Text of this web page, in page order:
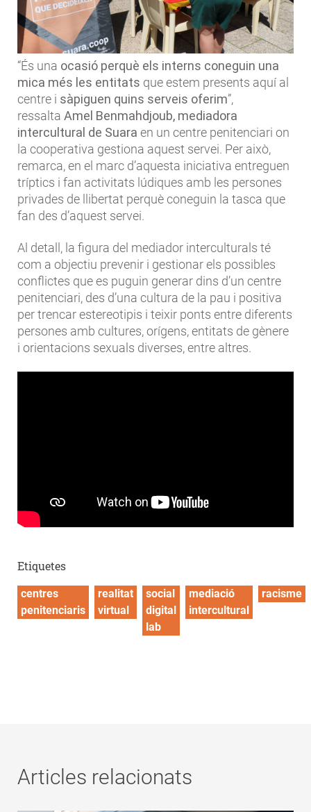
“És una ocasió perquè els interns coneguin una
mica més les entitats que estem presents aquí al
centre i sàpiguen quins serveis oferim”,
ressalta Amel Benmahdjoub, mediadora
intercultural de Suara en un centre penitenciari on
la cooperativa gestiona aquest servei. Per això,
remarca, en el marc d’aquesta iniciativa entreguen
tríptics i fan activitats lúdiques amb les persones
privades de llibertat perquè coneguin la tasca que
fan des d’aquest servei.
Al detall, la figura del mediador interculturals té
com a objectiu prevenir i gestionar els possibles
conflictes que es puguin generar dins d’un centre
penitenciari, des d’una cultura de la pau i positiva
per trencar estereotipis i teixir ponts entre diferents
persones amb cultures, orígens, entitats de gènere
i orientacions sexuals diverses, entre altres.
Etiquetes
centres
penitenciaris
realitat
virtual
social
digital
lab
mediació
intercultural
racisme
Articles relacionats